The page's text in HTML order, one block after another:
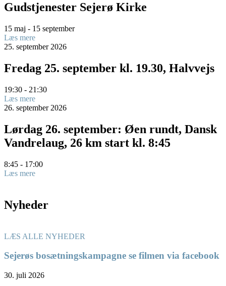
Gudstjenester Sejerø Kirke
15 maj - 15 september
Læs mere
25. september 2026
Fredag 25. september kl. 19.30, Halvvejs
19:30 - 21:30
Læs mere
26. september 2026
Lørdag 26. september: Øen rundt, Dansk
Vandrelaug, 26 km start kl. 8:45
8:45 - 17:00
Læs mere
Nyheder
LÆS ALLE NYHEDER
Sejerøs bosætningskampagne se filmen via facebook
30. juli 2026